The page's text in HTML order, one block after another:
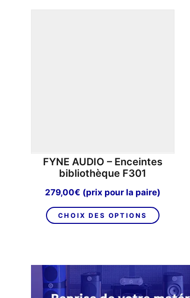
FYNE AUDIO – Enceintes
bibliothèque F301
279,00€ (prix pour la paire)
CHOIX DES OPTIONS
produit
Les
options
peuvent